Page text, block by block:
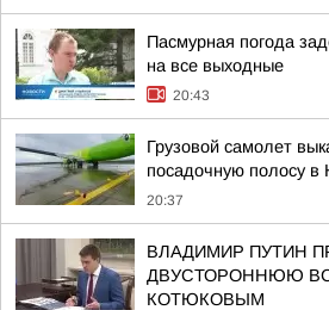
Пасмурная погода
на все выходные
20:43
Грузовой самолет
посадочную полосу в
20:37
ВЛАДИМИР ПУТИН
ДВУСТОРОННЮЮ
КОТЮКОВЫМ